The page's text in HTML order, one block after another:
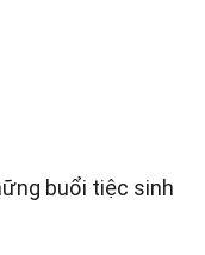
buổi tiệc sinh